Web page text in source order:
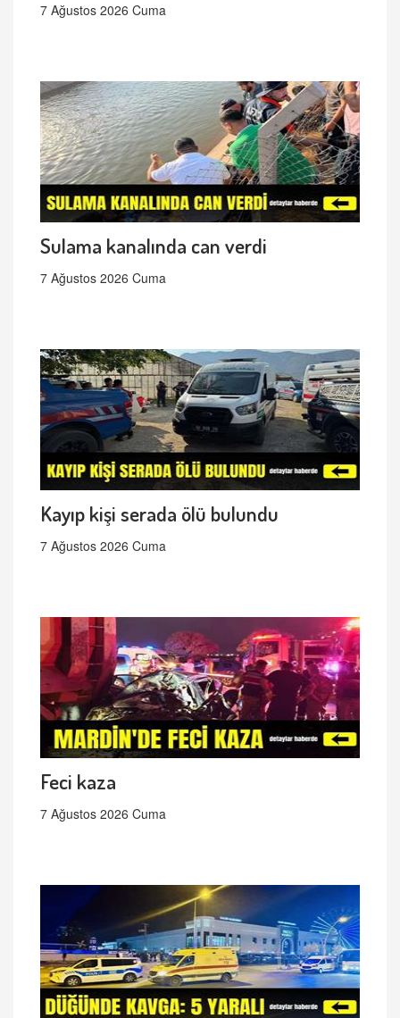
7 Ağustos 2026 Cuma
Sulama kanalında can verdi
7 Ağustos 2026 Cuma
Kayıp kişi serada ölü bulundu
7 Ağustos 2026 Cuma
Feci kaza
7 Ağustos 2026 Cuma